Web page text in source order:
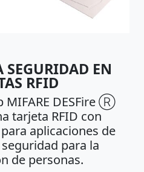
SEGURIDAD EN
RFID
MIFARE DESFire Ⓡ
tarjeta RFID con
aplicaciones de
para la
de personas.